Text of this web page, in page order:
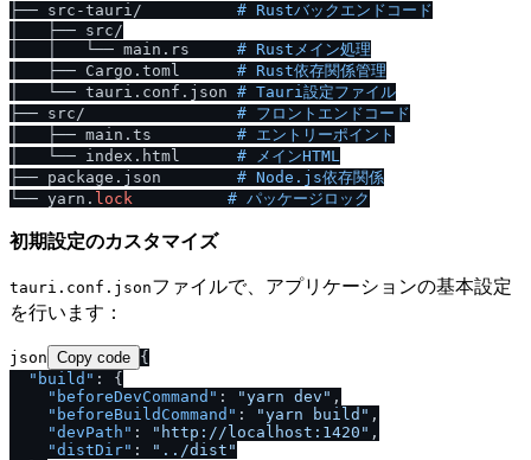
├── src-tauri/ # Rustバックエンドコード
│   ├── src/
│   │   └── main.rs # Rustメイン処理
│   ├── Cargo.toml # Rust依存関係管理
│   └── tauri.conf.json # Tauri設定ファイル
├── src/ # フロントエンドコード
│   ├── main.ts # エントリーポイント
│   └── index.html # メインHTML
├── package.json # Node.js依存関係
└── yarn. lock # パッケージロック
初期設定のカスタマイズ
tauri.conf.jsonファイルで、アプリケーションの基本設定
を行います：
json Copy code {
"build" :
{
"beforeDevCommand" : "yarn dev" ,
"beforeBuildCommand" : "yarn build" ,
"devPath" : "http: // localhost:1420" ,
"distDir" : ".. /dist"